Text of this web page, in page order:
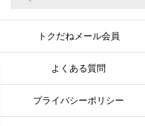
トクだねメール会員
よくある質問
プライバシーポリシー